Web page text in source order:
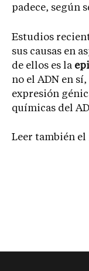
padece, según
Estudios
sus causas en
de ellos es la
no el ADN en
expresión
químicas del
Leer también